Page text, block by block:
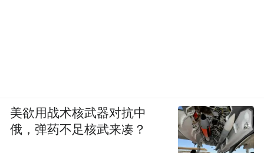
美欲用战术核武器对抗中
俄，弹药不足核武来凑？